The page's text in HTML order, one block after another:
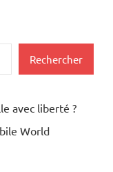
Rechercher
avec liberté ?
World